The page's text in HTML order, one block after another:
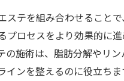
ステを組み合わせることで
プロセスをより効果的に
の施術は、脂肪分解やリ
インを整えるのに役立ち